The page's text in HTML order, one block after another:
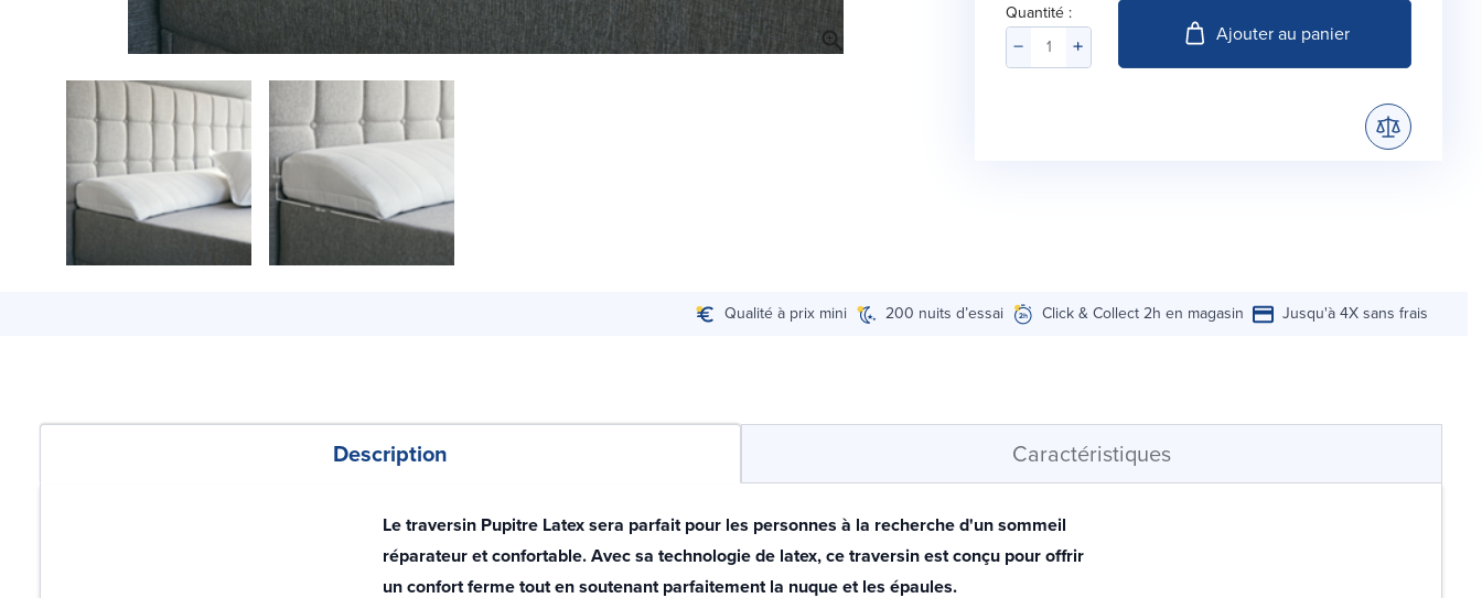
Quantité :
Ajouter au panier
Qualité à prix mini 200 nuits d’essai Click & Collect 2h en magasin Jusqu'à 4X sans frais
Description Caractéristiques
Le traversin Pupitre Latex sera parfait pour les personnes à la recherche d'un sommeil
réparateur et confortable. Avec sa technologie de latex, ce traversin est conçu pour offrir
un confort ferme tout en soutenant parfaitement la nuque et les épaules.